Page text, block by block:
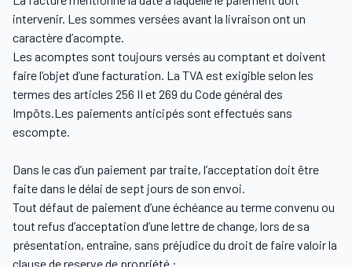
intervenir. Les sommes versées avant la livraison ont un
caractère d’acompte.
Les acomptes sont toujours versés au comptant et doivent
faire l’objet d’une facturation. La TVA est exigible selon les
termes des articles 256 II et 269 du Code général des
Impôts.Les paiements anticipés sont effectués sans
escompte.
Dans le cas d’un paiement par traite, l’acceptation doit être
faite dans le délai de sept jours de son envoi.
Tout défaut de paiement d’une échéance au terme convenu ou
tout refus d’acceptation d’une lettre de change, lors de sa
présentation, entraîne, sans préjudice du droit de faire valoir la
clause de reserve de propriété :